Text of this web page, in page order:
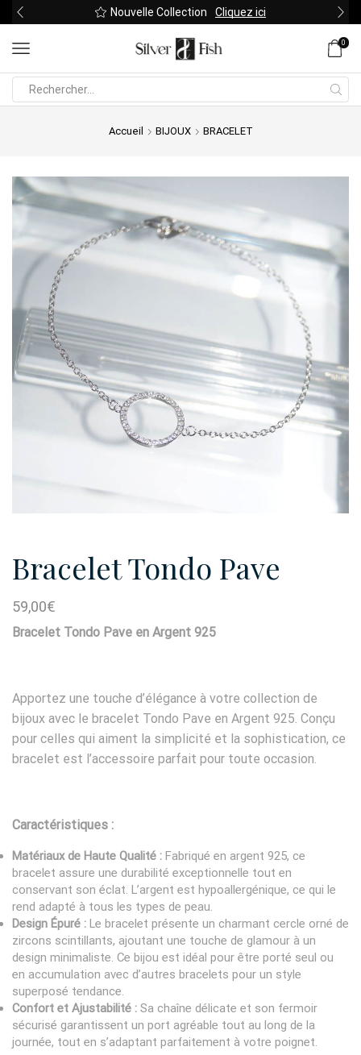
Nouvelle Collection Cliquez ici
0
Accueil BIJOUX BRACELET
Bracelet Tondo Pave
59,00€
Bracelet Tondo Pave en Argent 925
Apportez une touche d’élégance à votre collection de
bijoux avec le bracelet Tondo Pave en Argent 925. Conçu
pour celles qui aiment la simplicité et la sophistication, ce
bracelet est l’accessoire parfait pour toute occasion.
Caractéristiques :
Matériaux de Haute Qualité : Fabriqué en argent 925, ce
bracelet assure une durabilité exceptionnelle tout en
conservant son éclat. L’argent est hypoallergénique, ce qui le
rend adapté à tous les types de peau.
Design Épuré : Le bracelet présente un charmant cercle orné de
zircons scintillants, ajoutant une touche de glamour à un
design minimaliste. Ce bijou est idéal pour être porté seul ou
en accumulation avec d’autres bracelets pour un style
superposé tendance.
Confort et Ajustabilité : Sa chaîne délicate et son fermoir
sécurisé garantissent un port agréable tout au long de la
journée, tout en s’adaptant parfaitement à votre poignet.